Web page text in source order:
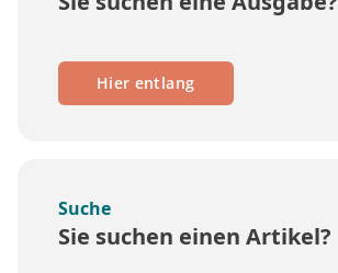
Hier entlang
Suche
Sie suchen einen Artikel?